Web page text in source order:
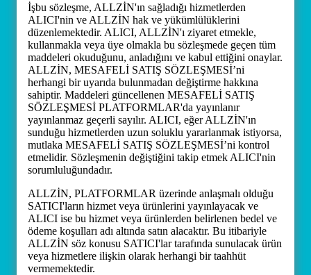
İşbu sözleşme, ALLZİN'ın sağladığı hizmetlerden
ALICI'nin ve ALLZİN hak ve yükümlülüklerini
düzenlemektedir. ALICI, ALLZİN'ı ziyaret etmekle,
kullanmakla veya üye olmakla bu sözleşmede geçen tüm
maddeleri okuduğunu, anladığını ve kabul ettiğini onaylar.
ALLZİN, MESAFELİ SATIŞ SÖZLEŞMESİ’ni
herhangi bir uyarıda bulunmadan değiştirme hakkına
sahiptir. Maddeleri güncellenen MESAFELİ SATIŞ
SÖZLEŞMESİ PLATFORMLAR'da yayınlanır
yayınlanmaz geçerli sayılır. ALICI, eğer ALLZİN'ın
sunduğu hizmetlerden uzun soluklu yararlanmak istiyorsa,
mutlaka MESAFELİ SATIŞ SÖZLEŞMESİ’ni kontrol
etmelidir. Sözleşmenin değiştiğini takip etmek ALICI'nin
sorumluluğundadır.
ALLZİN, PLATFORMLAR üzerinde anlaşmalı olduğu
SATICI'ların hizmet veya ürünlerini yayınlayacak ve
ALICI ise bu hizmet veya ürünlerden belirlenen bedel ve
ödeme koşulları adı altında satın alacaktır. Bu itibariyle
ALLZİN söz konusu SATICI'lar tarafında sunulacak ürün
veya hizmetlere ilişkin olarak herhangi bir taahhüt
vermemektedir.